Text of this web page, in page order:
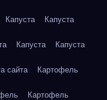
Капуста Капуста
Капуста Капуста
сайта Картофель
Картофель